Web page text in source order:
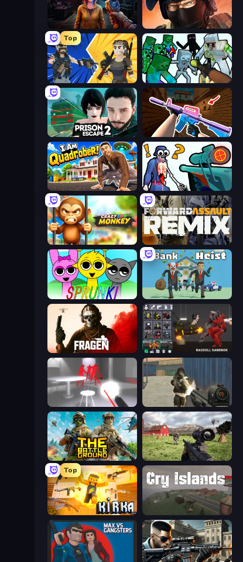
Survival Zone Zombie Outbreak Bullet Force
Top
BuildNow GG
Prison Escape 2 KS Z
I Am Quadrober! Sniper Shot: Bullet Time
Crazy Zoo Monkey Forward Assault Remix
Sprunki Bank Heist
Fragen Last Play: Ragdoll Sandbox
SuperHot Masked Forces
The Battleground Dead Zed
Top
Kirka.io